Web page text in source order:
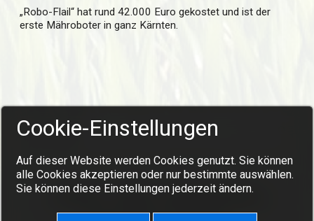
„Robo-Flail“ hat rund 42.000 Euro gekostet und ist der
erste Mähroboter in ganz Kärnten.
Datenschutzerklärung
Cookie-Einstellungen
Auf dieser Website werden Cookies genutzt. Sie können
alle Cookies akzeptieren oder nur bestimmte auswählen.
Sie können diese Einstellungen jederzeit ändern.